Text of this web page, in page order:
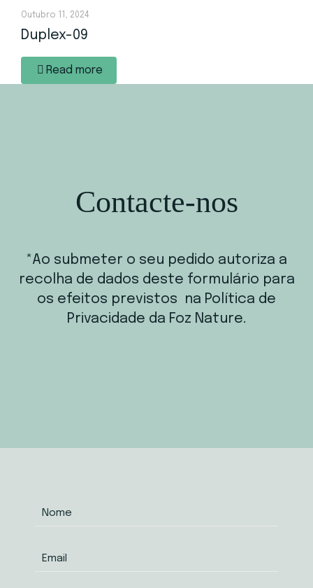
Outubro 11, 2024
Duplex-09
Read more
Contacte-nos
*Ao submeter o seu pedido autoriza a
recolha de dados deste formulário para
os efeitos previstos na Política de
Privacidade da Foz Nature.